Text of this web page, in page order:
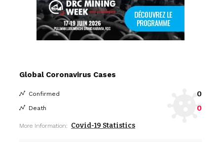
Global Coronavirus Cases
Confirmed 0
Death 0
More Information: Covid-19 Statistics